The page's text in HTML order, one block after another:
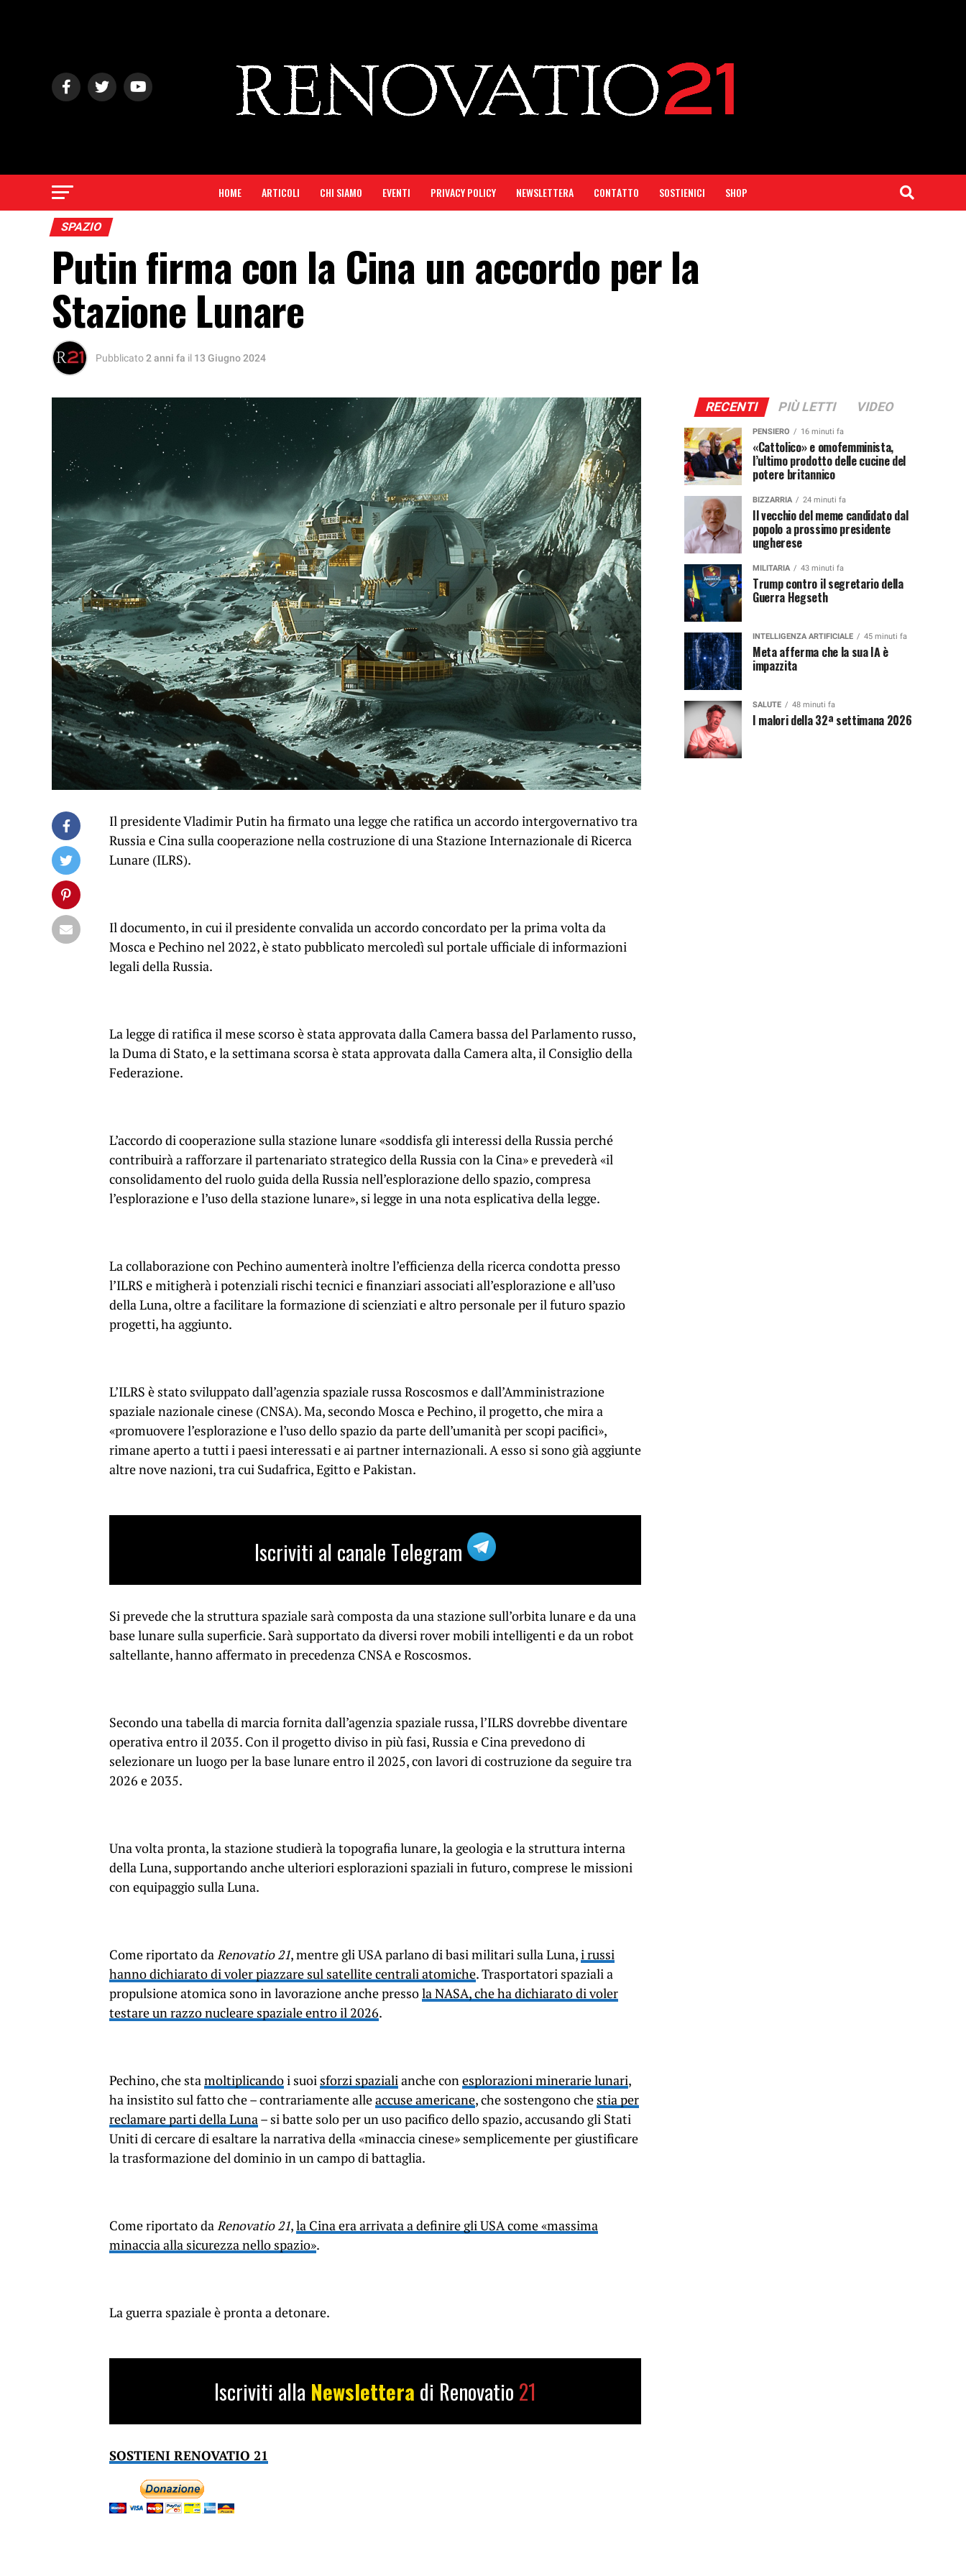
HOME ARTICOLI CHI SIAMO EVENTI PRIVACY POLICY NEWSLETTERA CONTATTO SOSTIENICI SHOP
SPAZIO
Putin firma con la Cina un accordo per la
Stazione Lunare
Pubblicato2 anni fa il 13 Giugno 2024
Il presidente Vladimir Putin ha firmato una legge che ratifica un accordo intergovernativo tra
Russia e Cina sulla cooperazione nella costruzione di una Stazione Internazionale di Ricerca
Lunare (ILRS).
Il documento, in cui il presidente convalida un accordo concordato per la prima volta da
Mosca e Pechino nel 2022, è stato pubblicato mercoledì sul portale ufficiale di informazioni
legali della Russia.
La legge di ratifica il mese scorso è stata approvata dalla Camera bassa del Parlamento russo,
la Duma di Stato, e la settimana scorsa è stata approvata dalla Camera alta, il Consiglio della
Federazione.
L’accordo di cooperazione sulla stazione lunare «soddisfa gli interessi della Russia perché
contribuirà a rafforzare il partenariato strategico della Russia con la Cina» e prevederà «il
consolidamento del ruolo guida della Russia nell’esplorazione dello spazio, compresa
l’esplorazione e l’uso della stazione lunare», si legge in una nota esplicativa della legge.
La collaborazione con Pechino aumenterà inoltre l’efficienza della ricerca condotta presso
l’ILRS e mitigherà i potenziali rischi tecnici e finanziari associati all’esplorazione e all’uso
della Luna, oltre a facilitare la formazione di scienziati e altro personale per il futuro spazio
progetti, ha aggiunto.
L’ILRS è stato sviluppato dall’agenzia spaziale russa Roscosmos e dall’Amministrazione
spaziale nazionale cinese (CNSA). Ma, secondo Mosca e Pechino, il progetto, che mira a
«promuovere l’esplorazione e l’uso dello spazio da parte dell’umanità per scopi pacifici»,
rimane aperto a tutti i paesi interessati e ai partner internazionali. A esso si sono già aggiunte
altre nove nazioni, tra cui Sudafrica, Egitto e Pakistan.
Iscriviti al canale Telegram
Si prevede che la struttura spaziale sarà composta da una stazione sull’orbita lunare e da una
base lunare sulla superficie. Sarà supportato da diversi rover mobili intelligenti e da un robot
saltellante, hanno affermato in precedenza CNSA e Roscosmos.
Secondo una tabella di marcia fornita dall’agenzia spaziale russa, l’ILRS dovrebbe diventare
operativa entro il 2035. Con il progetto diviso in più fasi, Russia e Cina prevedono di
selezionare un luogo per la base lunare entro il 2025, con lavori di costruzione da seguire tra
2026 e 2035.
Una volta pronta, la stazione studierà la topografia lunare, la geologia e la struttura interna
della Luna, supportando anche ulteriori esplorazioni spaziali in futuro, comprese le missioni
con equipaggio sulla Luna.
Come riportato daRenovatio 21, mentre gli USA parlano di basi militari sulla Luna,i russi
hanno dichiarato di voler piazzare sul satellite centrali atomiche. Trasportatori spaziali a
propulsione atomica sono in lavorazione anche pressola NASA, che ha dichiarato di voler
testare un razzo nucleare spaziale entro il 2026.
Pechino, che stamoltiplicandoi suoi sforzi spazialianche conesplorazioni minerarie lunari,
ha insistito sul fatto che – contrariamente alleaccuse americane, che sostengono che stia per
reclamare parti della Luna– si batte solo per un uso pacifico dello spazio, accusando gli Stati
Uniti di cercare di esaltare la narrativa della «minaccia cinese» semplicemente per giustificare
la trasformazione del dominio in un campo di battaglia.
Come riportato daRenovatio 21,la Cina era arrivata a definire gli USA come «massima
minaccia alla sicurezza nello spazio».
La guerra spaziale è pronta a detonare.
Iscriviti alla Newslettera di Renovatio 21
SOSTIENI RENOVATIO 21
RECENTI PIÙ LETTI VIDEO
PENSIERO 16 minuti fa
«Cattolico» e omofemminista,
l’ultimo prodotto delle cucine del
potere britannico
BIZZARRIA 24 minuti fa
Il vecchio del meme candidato dal
popolo a prossimo presidente
ungherese
MILITARIA 43 minuti fa
Trump contro il segretario della
Guerra Hegseth
INTELLIGENZA ARTIFICIALE 45 minuti fa
Meta afferma che la sua IA è
impazzita
SALUTE 48 minuti fa
I malori della 32ª settimana 2026